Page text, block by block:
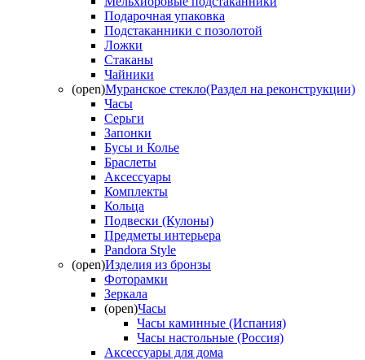
Подарочная упаковка
Подстаканники с позолотой
Ложки
Стаканы
Чайники
(open)Муранское стекло(Раздел на реконструкции)
Часы
Серьги
Запонки
Бусы и Колье
Браслеты
Аксессуары
Комплекты
Кольца
Подвески (Кулоны)
Предметы интерьера
Pandora Style
(open)Изделия из бронзы
Фоторамки
Зеркала
(open)Часы
Часы каминные (Испания)
Часы настольные (Россия)
Аксессуары для дома